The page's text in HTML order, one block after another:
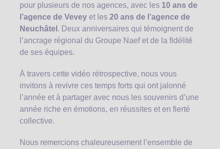
pour plusieurs de nos agences, avec les 10 ans de
l’agence de Vevey et les 20 ans de l’agence de
Neuchâtel . Deux anniversaires qui témoignent de
l’ancrage régional du Groupe Naef et de la fidélité
de ses équipes.
À travers cette vidéo rétrospective, nous vous
invitons à revivre ces temps forts qui ont jalonné
l’année et à partager avec nous les souvenirs d’une
année riche en émotions, en réussites et en fierté
collective.
Nous remercions chaleureusement l’ensemble de